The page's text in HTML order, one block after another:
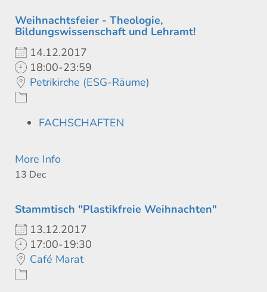
Weihnachtsfeier - Theologie,
Bildungswissenschaft und Lehramt!
14.12.2017
18:00-23:59
Petrikirche (ESG-Räume)
FACHSCHAFTEN
More Info
13 Dec
Stammtisch "Plastikfreie Weihnachten"
13.12.2017
17:00-19:30
Café Marat